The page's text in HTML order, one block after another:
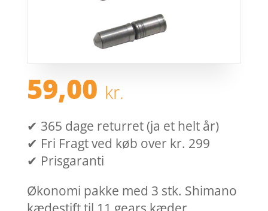
59,00 kr.
✔ 365 dage returret (ja et helt år)
✔ Fri Fragt ved køb over kr. 299
✔ Prisgaranti
Økonomi pakke med 3 stk. Shimano